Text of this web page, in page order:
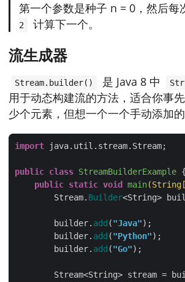
第一个参数是种子 n = 0，然后每
2
计算下一个。
流生成器
Stream.builder() 是 Java 8 中
用于动态构建流的方法，适合你事
少个元素，但想一个一个手动添加
import
public class StreamBuilderExample
public static void main
        Stream.
Builder<String>
        builder.
add ("Java"
        builder.
add ("Python"
        builder.
add ("Go"
Stream<String> stream =